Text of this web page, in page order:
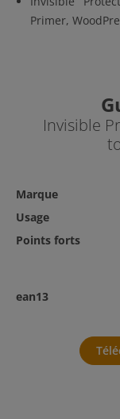
Primer,
Invisible
Marque
Usage
Points forts
ean13